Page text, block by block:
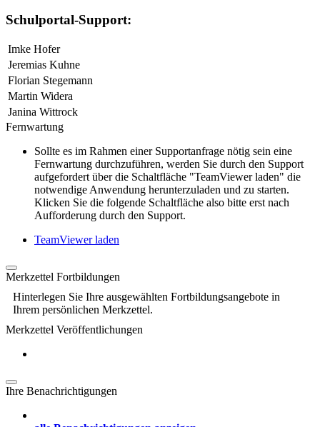
Schulportal-Support:
Imke Hofer
Jeremias Kuhne
Florian Stegemann
Martin Widera
Janina Wittrock
Fernwartung
Sollte es im Rahmen einer Supportanfrage nötig sein eine
Fernwartung durchzuführen, werden Sie durch den Support
aufgefordert über die Schaltfläche "TeamViewer laden" die
notwendige Anwendung herunterzuladen und zu starten.
Klicken Sie die folgende Schaltfläche also bitte erst nach
Aufforderung durch den Support.
TeamViewer laden
Merkzettel Fortbildungen
Hinterlegen Sie Ihre ausgewählten Fortbildungsangebote in
Ihrem persönlichen Merkzettel.
Merkzettel Veröffentlichungen
Ihre Benachrichtigungen